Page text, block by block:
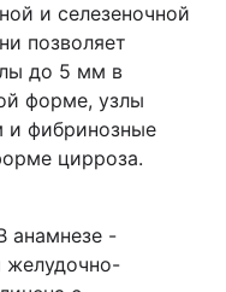
и селезеночной
позволяет
до 5 мм в
форме, узлы
и фибринозные
цирроза.
анамнезе -
желудочно-